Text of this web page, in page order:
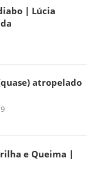
| Lúcia
atropelado
e Queima |